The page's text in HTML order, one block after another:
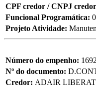
CPF credor / CNPJ
Funcional Programática:
Projeto Atividade:
Número do empenho: 1692
Nº do documento:
Credor: ADAIR